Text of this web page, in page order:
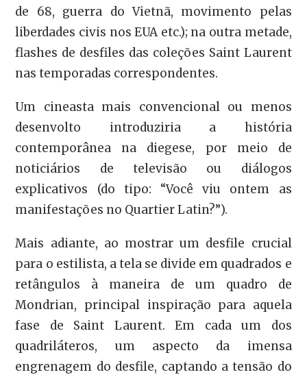
de 68, guerra do Vietnã, movimento pelas
liberdades civis nos EUA etc.); na outra metade,
flashes de desfiles das coleções Saint Laurent
nas temporadas correspondentes.
Um cineasta mais convencional ou menos
desenvolto introduziria a história
contemporânea na diegese, por meio de
noticiários de televisão ou diálogos
explicativos (do tipo: “Você viu ontem as
manifestações no Quartier Latin?”).
Mais adiante, ao mostrar um desfile crucial
para o estilista, a tela se divide em quadrados e
retângulos à maneira de um quadro de
Mondrian, principal inspiração para aquela
fase de Saint Laurent. Em cada um dos
quadriláteros, um aspecto da imensa
engrenagem do desfile, captando a tensão do